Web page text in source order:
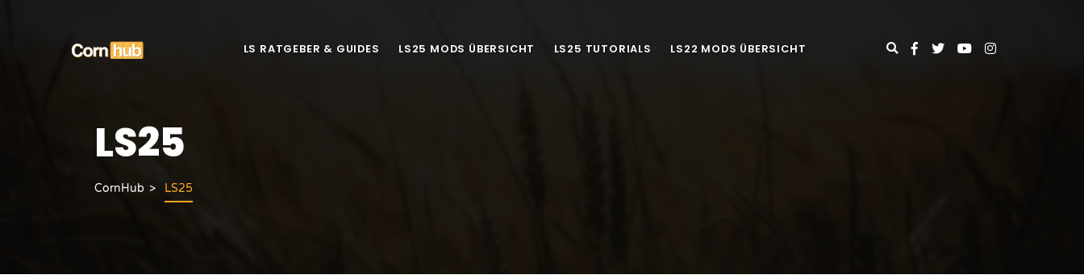
LS RATGEBER & GUIDES LS25 MODS ÜBERSICHT LS25 TUTORIALS LS22 MODS ÜBERSICHT
LS25
CornHub LS25